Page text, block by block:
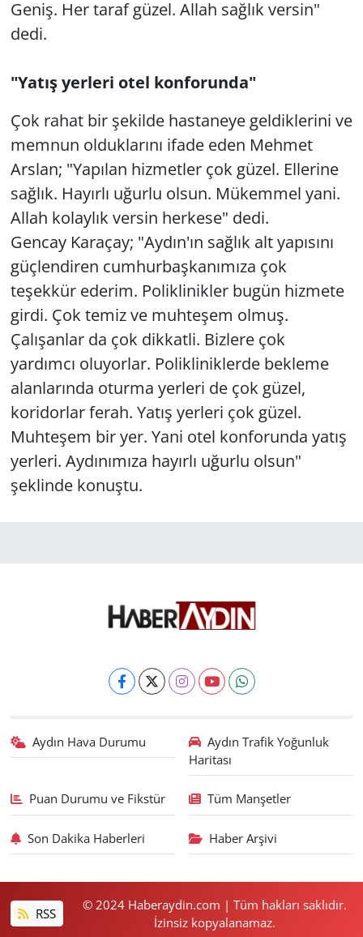
Geniş. Her taraf güzel. Allah sağlık versin"
dedi.
"Yatış yerleri otel konforunda"
Çok rahat bir şekilde hastaneye geldiklerini ve
memnun olduklarını ifade eden Mehmet
Arslan; "Yapılan hizmetler çok güzel. Ellerine
sağlık. Hayırlı uğurlu olsun. Mükemmel yani.
Allah kolaylık versin herkese" dedi.
Gencay Karaçay; "Aydın'ın sağlık alt yapısını
güçlendiren cumhurbaşkanımıza çok
teşekkür ederim. Poliklinikler bugün hizmete
girdi. Çok temiz ve muhteşem olmuş.
Çalışanlar da çok dikkatli. Bizlere çok
yardımcı oluyorlar. Polikliniklerde bekleme
alanlarında oturma yerleri de çok güzel,
koridorlar ferah. Yatış yerleri çok güzel.
Muhteşem bir yer. Yani otel konforunda yatış
yerleri. Aydınımıza hayırlı uğurlu olsun"
şeklinde konuştu.
Aydın Hava Durumu
Aydın Trafik Yoğunluk
Haritası
Puan Durumu ve Fikstür Tüm Manşetler
Son Dakika Haberleri Haber Arşivi
RSS
© 2024 Haberaydin.com | Tüm hakları saklıdır.
İzinsiz kopyalanamaz.